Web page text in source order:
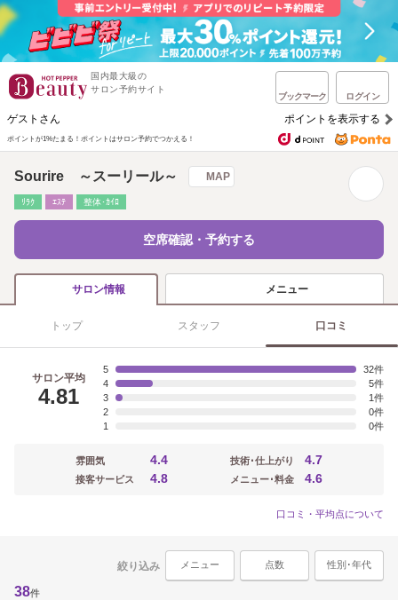
国内最大級の
サロン予約サイト
ブックマーク ログイン
ゲストさん ポイントを表示する
ポイントが1%たまる！ ポイントはサロン予約でつかえる！
Sourire ～スーリール～ MAP
ﾘﾗｸ ｴｽﾃ 整体･ｶｲﾛ
空席確認・予約する
サロン情報 メニュー
トップ スタッフ 口コミ
サロン平均
4.81
5
32
4
5
3
1
2
0
1
0
雰囲気 4.4
接客サービス 4.8
技術･仕上がり 4.7
メニュー･料金 4.6
口コミ・平均点について
絞り込み メニュー 点数 性別･年代
38件